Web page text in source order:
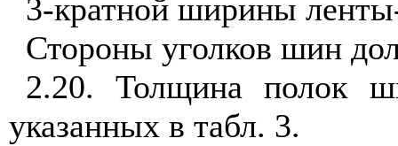
3-кратной ширины
Стороны уголков шин
2.20. Толщина полок
указанных в табл. 3.